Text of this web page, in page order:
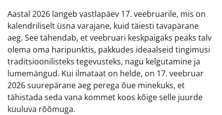
Aastal 2026 langeb vastlapäev 17. veebruarile, mis on
kalendriliselt üsna varajane, kuid täiesti tavapärane
aeg. See tähendab, et veebruari keskpaigaks peaks talv
olema oma haripunktis, pakkudes ideaalseid tingimusi
traditsioonilisteks tegevusteks, nagu kelgutamine ja
lumemängud. Kui ilmataat on helde, on 17. veebruar
2026 suurepärane aeg perega õue minekuks, et
tähistada seda vana kommet koos kõige selle juurde
kuuluva rõõmuga.